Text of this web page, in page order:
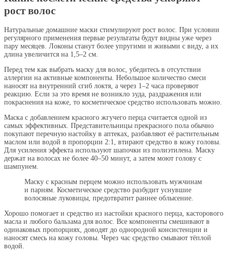
рост волос
Натуральные домашние маски стимулируют рост волос. При условии
регулярного применения первые результаты будут видны уже через
пару месяцев. Локоны станут более упругими и живыми с виду, а их
длина увеличится на 1,5–2 см.
Перед тем как выбрать маску для волос, убедитесь в отсутствии
аллергии на активные компоненты. Небольшое количество смеси
наносят на внутренний сгиб локтя, а через 1–2 часа проверяют
реакцию. Если за это время не возникло зуда, раздражения или
покраснения на коже, то косметическое средство использовать можно.
Маска с добавлением красного жгучего перца считается одной из
самых эффективных. Представительницы прекрасного пола обычно
покупают перечную настойку в аптеках, разбавляют её растительным
маслом или водой в пропорции 2:1, втирают средство в кожу головы.
Для усиления эффекта используют шапочки из полиэтилена. Маску
держат на волосах не более 40–50 минут, а затем моют голову с
шампунем.
Маску с красным перцем можно использовать мужчинам
и парням. Косметическое средство разбудит уснувшие
волосяные луковицы, предотвратит раннее облысение.
Хорошо помогает и средство из настойки красного перца, касторового
масла и любого бальзама для волос. Все компоненты смешивают в
одинаковых пропорциях, доводят до однородной консистенции и
наносят смесь на кожу головы. Через час средство смывают тёплой
водой.